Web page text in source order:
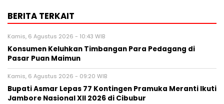
BERITA TERKAIT
Kamis, 6 Agustus 2026 - 10:43 WIB
Konsumen Keluhkan Timbangan Para Pedagang di
Pasar Puan Maimun
Kamis, 6 Agustus 2026 - 09:20 WIB
Bupati Asmar Lepas 77 Kontingen Pramuka Meranti Ikuti
Jambore Nasional XII 2026 di Cibubur